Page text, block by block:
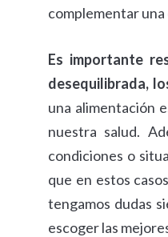
complementar
Es importante
desequilibrada,
una alimentación
nuestra salud.
condiciones o
que en estos
tengamos dudas
escoger las